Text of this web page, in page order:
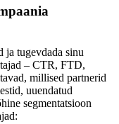
ja tugevdada sinu
– CTR, FTD,
millised partnerid
uuendatud
segmentatsioon